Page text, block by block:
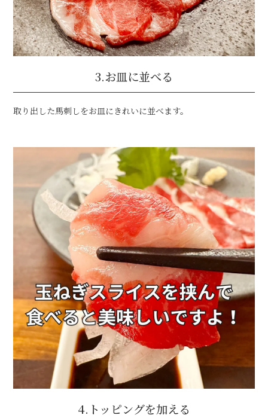
3.お皿に並べる
取り出した馬刺しをお皿にきれいに並べます。
4.トッピングを加える